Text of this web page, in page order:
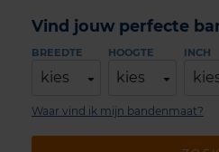
Vind jouw perfecte
BREEDTE
kies
HOOGTE
kies
INCH
Waar vind ik mijn bandenmaat?